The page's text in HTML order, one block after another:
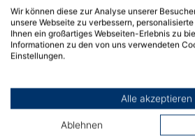
eine der beiden
„Lebensmittel und Ernährung“
„Hygiene".
Auszug Module 1.-4. Semester
Wir können diese zur Analyse unserer
unsere Webseite zu verbessern,
Ihnen ein großartiges Webseiten-Erlebnis zu
Informationen zu den von uns verwendeten
Einstellungen.
Alle akzeptieren
Ablehnen